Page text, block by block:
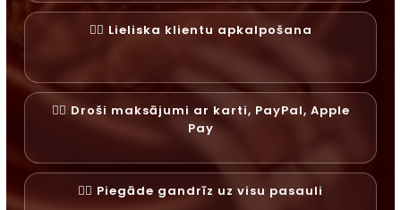
✓⃝ Lieliska klientu apkalpošana
✓⃝ Droši maksājumi ar karti, PayPal, Apple
Pay
✓⃝ Piegāde gandrīz uz visu pasauli